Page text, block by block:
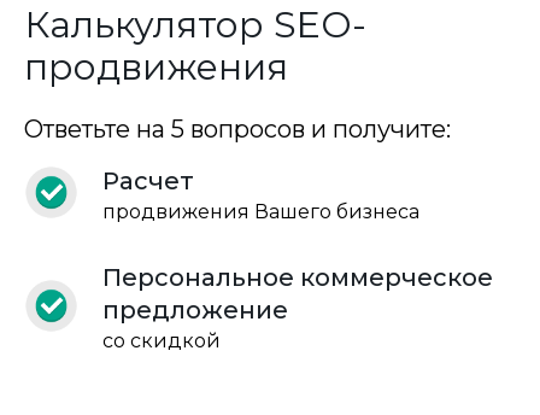
Калькулятор SEO-
продвижения
Ответьте на 5 вопросов и получите:
Расчет
продвижения Вашего бизнеса
Персональное коммерческое
предложение
со скидкой